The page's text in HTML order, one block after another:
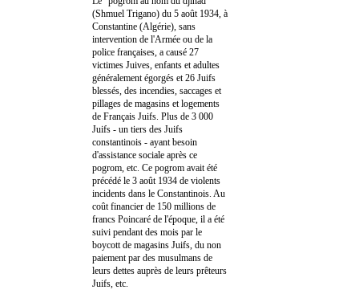
(Shmuel Trigano) du 5 août 1934, à
Constantine (Algérie), sans
intervention de l'Armée ou de la
police françaises, a causé 27
victimes Juives, enfants et adultes
généralement égorgés et 26 Juifs
blessés, des incendies, saccages et
pillages de magasins et logements
de Français Juifs. Plus de 3 000
Juifs - un tiers des Juifs
constantinois - ayant besoin
d'assistance sociale après ce
pogrom, etc. Ce pogrom avait été
précédé le 3 août 1934 de violents
incidents dans le Constantinois. Au
coût financier de 150 millions de
francs Poincaré de l'époque, il a été
suivi pendant des mois par le
boycott de magasins Juifs, du non
paiement par des musulmans de
leurs dettes auprès de leurs prêteurs
Juifs, etc.